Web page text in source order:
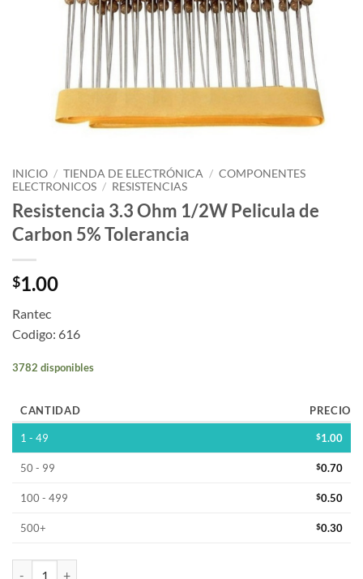
INICIO / TIENDA DE ELECTRÓNICA / COMPONENTES
ELECTRONICOS / RESISTENCIAS
Resistencia 3.3 Ohm 1/2W Pelicula de
Carbon 5% Tolerancia
$1.00
Rantec
Codigo: 616
3782 disponibles
CANTIDAD PRECIO
1 - 49 $1.00
50 - 99 $0.70
100 - 499 $0.50
500+ $0.30